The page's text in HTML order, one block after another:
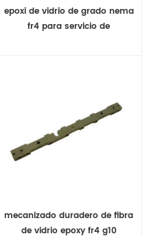
epoxi de vidrio de grado nema
fr4 para servicio de
mecanizado duradero de fibra
de vidrio epoxy fr4 g10